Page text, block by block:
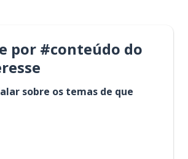
por #conteúdo do
sobre os temas de que